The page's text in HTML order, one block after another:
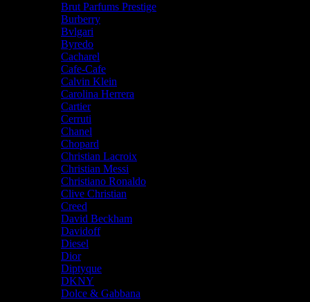
Brut Parfums Prestige
Burberry
Bvlgari
Byredo
Cacharel
Cafe-Cafe
Calvin Klein
Carolina Herrera
Cartier
Cerruti
Chanel
Chopard
Christian Lacroix
Christian Messi
Christiano Ronaldo
Clive Christian
Creed
David Beckham
Davidoff
Diesel
Dior
Diptyque
DKNY
Dolce & Gabbana